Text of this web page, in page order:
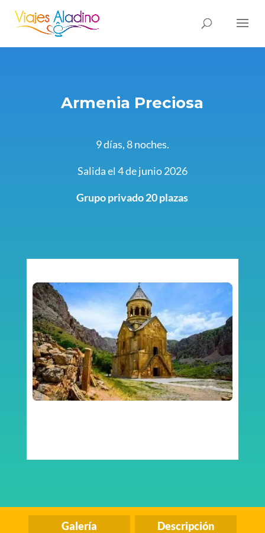
Armenia Preciosa
9 días, 8 noches.
Salida el 4 de junio 2026
Grupo privado 20 plazas
Galería Descripción